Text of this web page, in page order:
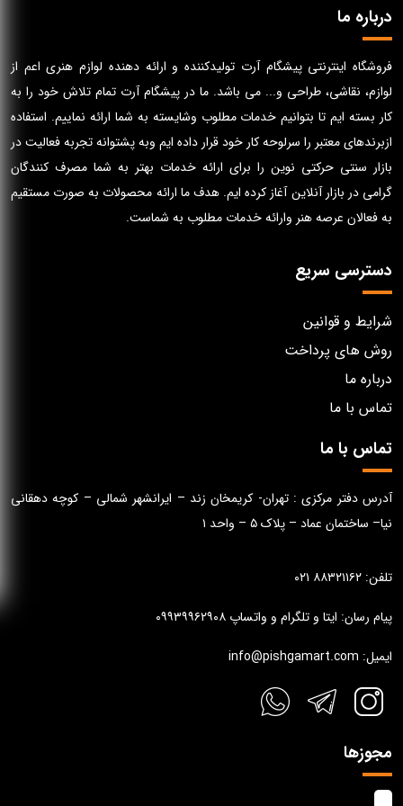
درباره ما
فروشگاه اینترنتی پیشگام آرت تولیدکننده و ارائه دهنده لوازم هنری اعم از
لوازم، نقاشی، طراحی و... می باشد. ما در پیشگام آرت تمام تلاش خود را به
کار بسته ایم تا بتوانیم خدمات مطلوب وشایسته به شما ارائه نماییم. استفاده
ازبرندهای معتبر را سرلوحه کار خود قرار داده ایم وبه پشتوانه تجربه فعالیت در
بازار سنتی حرکتی نوین را برای ارائه خدمات بهتر به شما مصرف کنندگان
گرامی در بازار آنلاین آغاز کرده ایم. هدف ما ارائه محصولات به صورت مستقیم
به فعالان عرصه هنر وارائه خدمات مطلوب به شماست.
دسترسی سریع
شرایط و قوانین
روش های پرداخت
درباره ما
تماس با ما
تماس با ما
آدرس دفتر مرکزی : تهران- کریمخان زند – ایرانشهر شمالی – کوچه دهقانی
نیا– ساختمان عماد – پلاک ۵ – واحد ۱
تلفن: ۸۸۳۲۱۱۶۲ ۰۲۱
پیام رسان: ایتا و تلگرام و واتساپ ۰۹۹۳۹۹۶۲۹۰۸
ایمیل: info@pishgamart.com
مجوزها